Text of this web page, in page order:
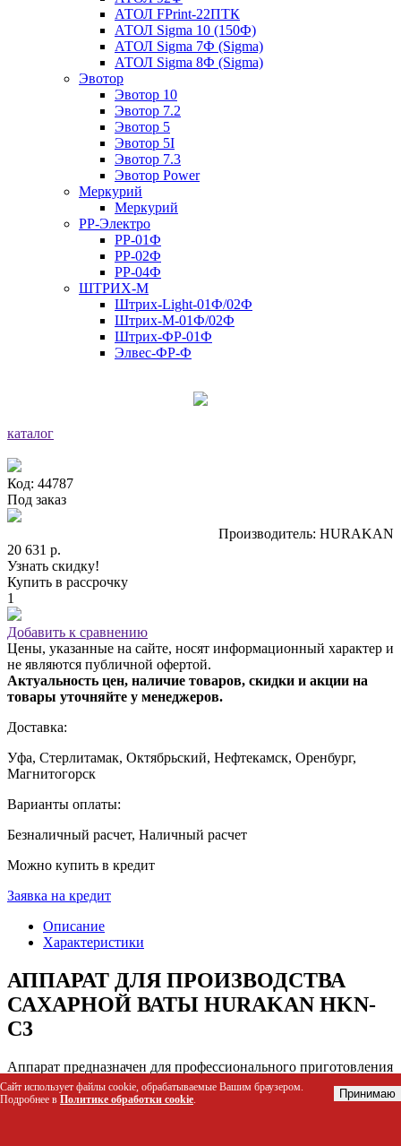
АТОЛ FPrint-22ПТК
АТОЛ Sigma 10 (150Ф)
АТОЛ Sigma 7Ф (Sigma)
АТОЛ Sigma 8Ф (Sigma)
Эвотор
Эвотор 10
Эвотор 7.2
Эвотор 5
Эвотор 5I
Эвотор 7.3
Эвотор Power
Меркурий
Меркурий
РР-Электро
РР-01Ф
РР-02Ф
РР-04Ф
ШТРИХ-М
Штрих-Light-01Ф/02Ф
Штрих-М-01Ф/02Ф
Штрих-ФР-01Ф
Элвес-ФР-Ф
каталог
Код: 44787
Под заказ
Производитель: HURAKAN
20 631 р.
Узнать скидку!
Купить в рассрочку
1
Добавить к сравнению
Цены, указанные на сайте, носят информационный характер и
не являются публичной офертой.
Актуальность цен, наличие товаров, скидки и акции на
товары уточняйте у менеджеров.
Доставка:
Уфа, Стерлитамак, Октябрьский, Нефтекамск, Оренбург,
Магнитогорск
Варианты оплаты:
Безналичный расчет, Наличный расчет
Можно купить в кредит
Заявка на кредит
Описание
Характеристики
АППАРАТ ДЛЯ ПРОИЗВОДСТВА
САХАРНОЙ ВАТЫ HURAKAN HKN-
C3
Аппарат предназначен для профессионального приготовления
сахарной ваты с высокой производительностью.
Оборудование решает задачу быстрого обслуживания
Сайт использует файлы cookie, обрабатываемые Вашим браузером.
Подробнее в Политике обработки cookie. Принимаю